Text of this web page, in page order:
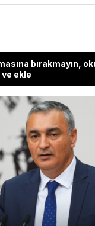
bırakmayın,
ve ekle
kararıyla CHP
Kılıçdaroğlu'nun
olarak
seçilmiş lideri
görevinin